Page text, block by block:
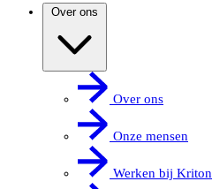
Over ons
Over ons
Onze mensen
Werken bij Kriton